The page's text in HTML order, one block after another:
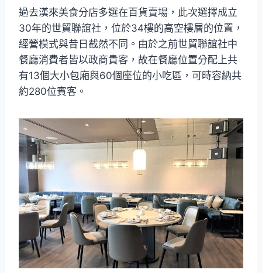
過去漢來美食分店多選在百貨賣場，此次選擇成立
30年的世貿聯誼社，位於34樓的高空樓層的位置，
經營模式與昔日截然不同。由於之前世貿聯誼社中
餐廳消費者皆以政商貴客，故在餐廳位置分配上共
有13個大小包廂與60個座位的小吃區，可時容納共
約280位賓客。